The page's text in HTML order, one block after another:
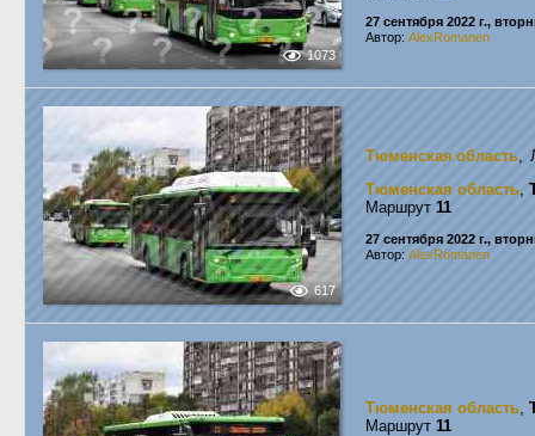
1073
27 сентября 2022 г.,
Автор: AlexRomanen
617
Тюменская область,
Тюменская область,
Маршрут 11
27 сентября 2022 г.,
Автор: AlexRomanen
Тюменская область,
Маршрут 11